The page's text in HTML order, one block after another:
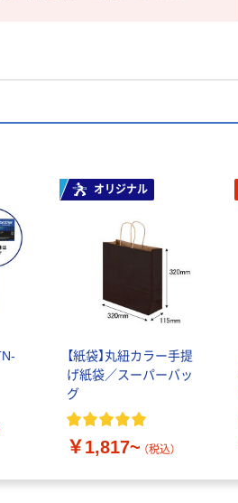
オリジナル
【紙袋】丸紐カラー手提
げ紙袋／スーパーバッ
グ
￥1,817~ （税込）